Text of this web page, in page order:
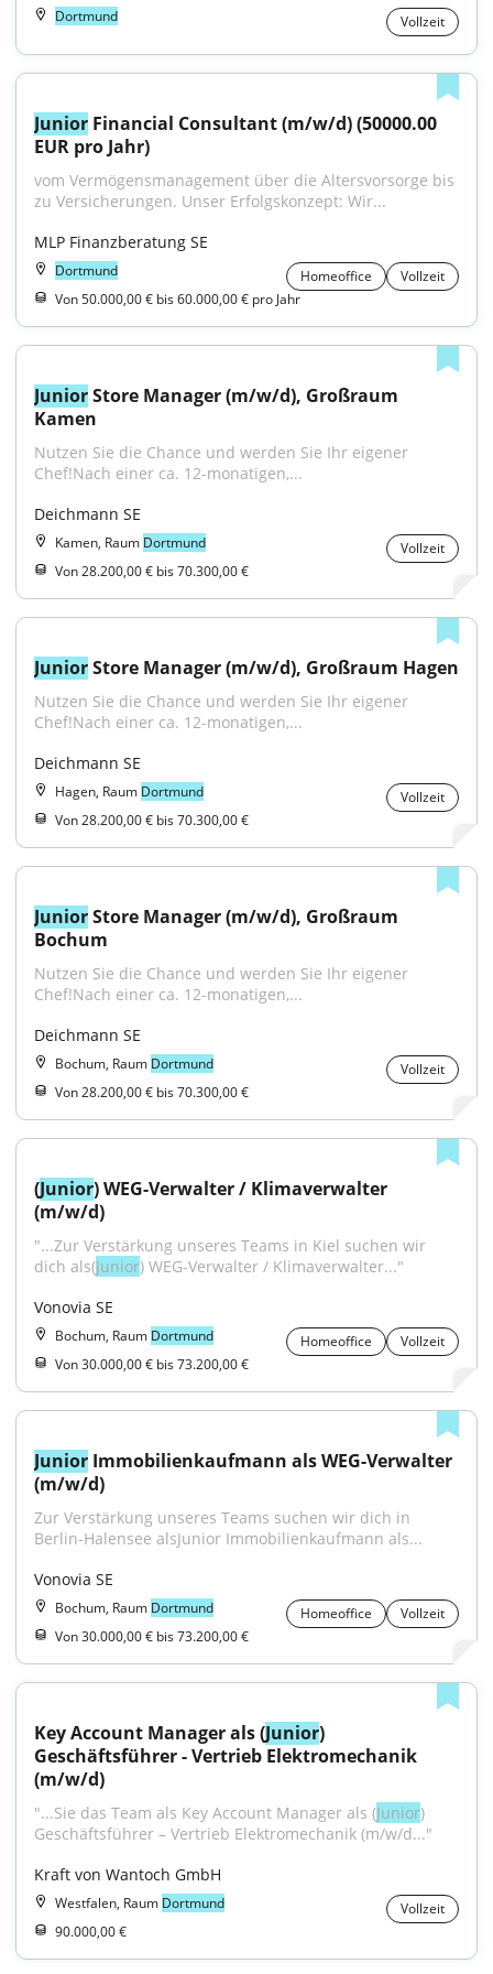
Dortmund Vollzeit
Junior Financial Consultant (m/w/d) (50000.00
EUR pro Jahr)
vom Vermögensmanagement über die Altersvorsorge bis
zu Versicherungen. Unser Erfolgskonzept: Wir...
MLP Finanzberatung SE
Dortmund Homeoffice
Vollzeit
Von 50.000,00 € bis 60.000,00 € pro Jahr
Junior Store Manager (m/w/d), Großraum
Kamen
Nutzen Sie die Chance und werden Sie Ihr eigener
Chef!Nach einer ca. 12-monatigen,...
Deichmann SE
Kamen, Raum Dortmund
Vollzeit
Von 28.200,00 € bis 70.300,00 €
Junior Store Manager (m/w/d), Großraum Hagen
Nutzen Sie die Chance und werden Sie Ihr eigener
Chef!Nach einer ca. 12-monatigen,...
Deichmann SE
Hagen, Raum Dortmund
Vollzeit
Von 28.200,00 € bis 70.300,00 €
Junior Store Manager (m/w/d), Großraum
Bochum
Nutzen Sie die Chance und werden Sie Ihr eigener
Chef!Nach einer ca. 12-monatigen,...
Deichmann SE
Bochum, Raum Dortmund
Vollzeit
Von 28.200,00 € bis 70.300,00 €
(Junior) WEG-Verwalter / Klimaverwalter
(m/w/d)
"...Zur Verstärkung unseres Teams in Kiel suchen wir
dich als(Junior) WEG-Verwalter / Klimaverwalter..."
Vonovia SE
Bochum, Raum Dortmund Homeoffice
Vollzeit
Von 30.000,00 € bis 73.200,00 €
Junior Immobilienkaufmann als WEG-Verwalter
(m/w/d)
Zur Verstärkung unseres Teams suchen wir dich in
Berlin-Halensee alsJunior Immobilienkaufmann als...
Vonovia SE
Bochum, Raum Dortmund Homeoffice
Vollzeit
Von 30.000,00 € bis 73.200,00 €
Key Account Manager als (Junior)
Geschäftsführer - Vertrieb Elektromechanik
(m/w/d)
"...Sie das Team als Key Account Manager als (Junior)
Geschäftsführer – Vertrieb Elektromechanik (m/w/d..."
Kraft von Wantoch GmbH
Westfalen, Raum Dortmund
Vollzeit
90.000,00 €